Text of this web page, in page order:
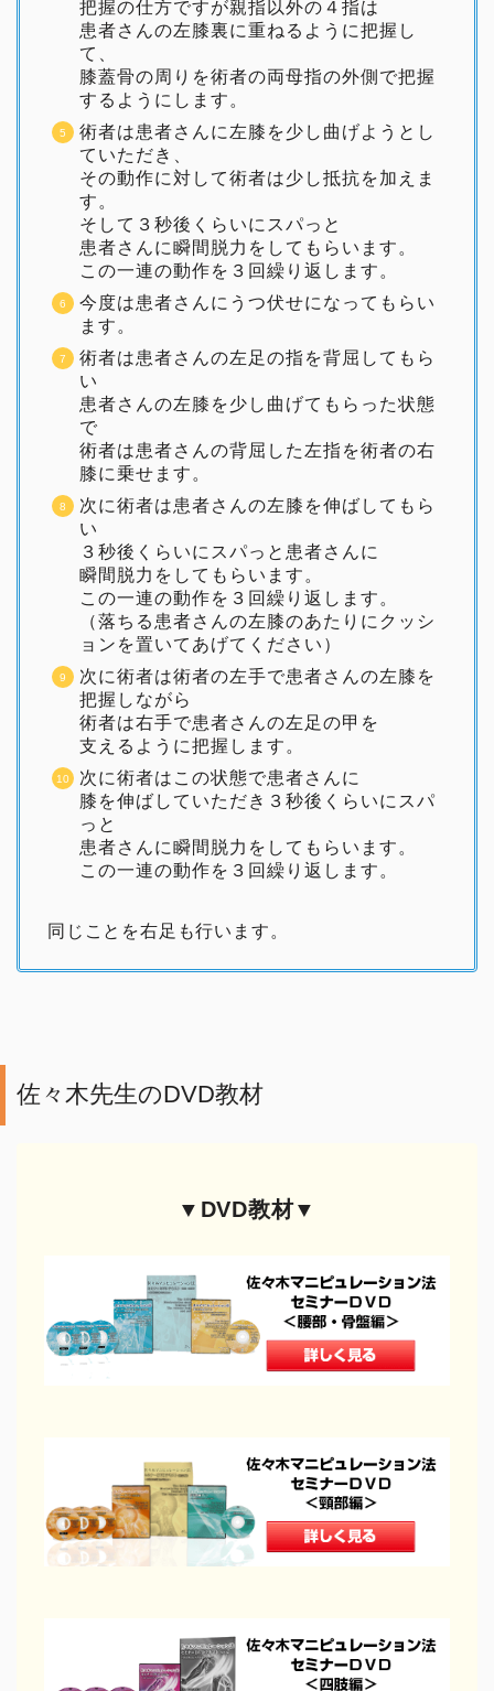
把握の仕方ですが親指以外の４指は
患者さんの左膝裏に重ねるように把握し
て、
膝蓋骨の周りを術者の両母指の外側で把握
するようにします。
術者は患者さんに左膝を少し曲げようとし
ていただき、
その動作に対して術者は少し抵抗を加えま
す。
そして３秒後くらいにスパっと
患者さんに瞬間脱力をしてもらいます。
この一連の動作を３回繰り返します。
今度は患者さんにうつ伏せになってもらい
ます。
術者は患者さんの左足の指を背屈してもら
い
患者さんの左膝を少し曲げてもらった状態
で
術者は患者さんの背屈した左指を術者の右
膝に乗せます。
次に術者は患者さんの左膝を伸ばしてもら
い
３秒後くらいにスパっと患者さんに
瞬間脱力をしてもらいます。
この一連の動作を３回繰り返します。
（落ちる患者さんの左膝のあたりにクッシ
ョンを置いてあげてください）
次に術者は術者の左手で患者さんの左膝を
把握しながら
術者は右手で患者さんの左足の甲を
支えるように把握します。
次に術者はこの状態で患者さんに
膝を伸ばしていただき３秒後くらいにスパ
っと
患者さんに瞬間脱力をしてもらいます。
この一連の動作を３回繰り返します。
同じことを右足も行います。
佐々木先生のDVD教材
▼DVD教材▼
頭・首の手技